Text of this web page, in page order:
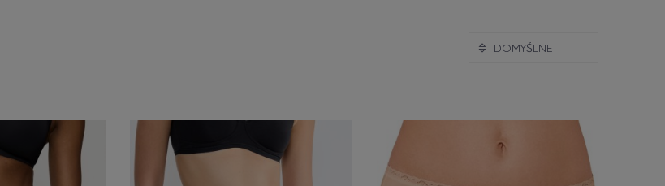
Rozmiar 36(1)
Rozmiar 36
Rozmiar 38
czarny(8)
biały/kremowy
od do